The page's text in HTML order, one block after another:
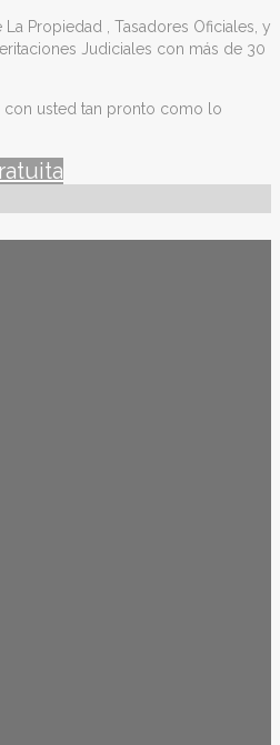
Propiedad , Tasadores Oficiales, y
Judiciales con más de 30
usted tan pronto como lo